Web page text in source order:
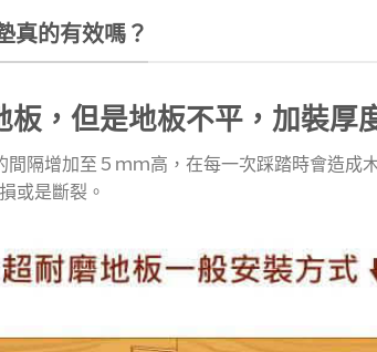
真的有效嗎？
板，但是地板不平，加裝厚
隔增加至５ｍｍ高，在每一次踩踏時會造成
或是斷裂。